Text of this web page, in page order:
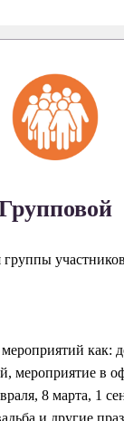
группы
как:
мероприятие в
8 марта, 1
и другие